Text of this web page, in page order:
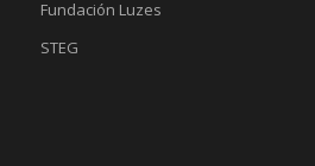
Fundación Luzes
STEG